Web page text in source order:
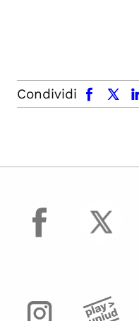
Condividi
facebook x.com linkedin
facebook